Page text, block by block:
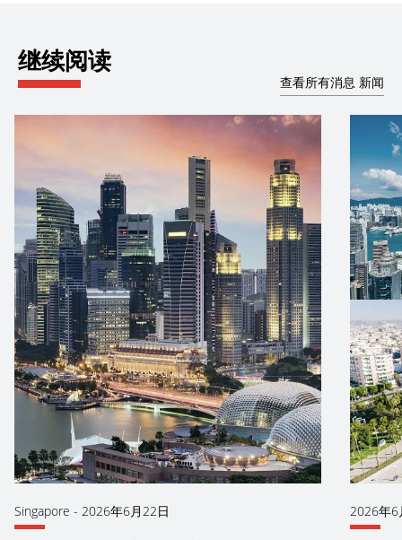
继续阅读
查看所有消息 新闻
Singapore - 2026年6月22日 2026年